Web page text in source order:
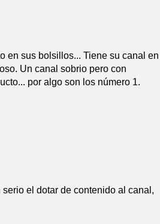
en sus bolsillos... Tiene su canal en
Un canal sobrio pero con
por algo son los número 1.
el dotar de contenido al canal,